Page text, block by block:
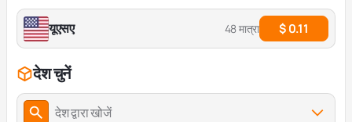
यूएसए 48 मात्रा $ 0.11
देश चुनें
देश द्वारा खोजें